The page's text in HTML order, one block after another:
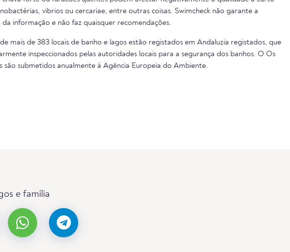
vibrios ou cercariae, entre outras coisas. Swimcheck não garante a
da informação e não faz quaisquer recomendações.
mais de 383 locais de banho e lagos estão registados em Andaluzia registados, que
inspeccionados pelas autoridades locais para a segurança dos banhos. O Os
são submetidos anualmente à Agência Europeia do Ambiente.
e família